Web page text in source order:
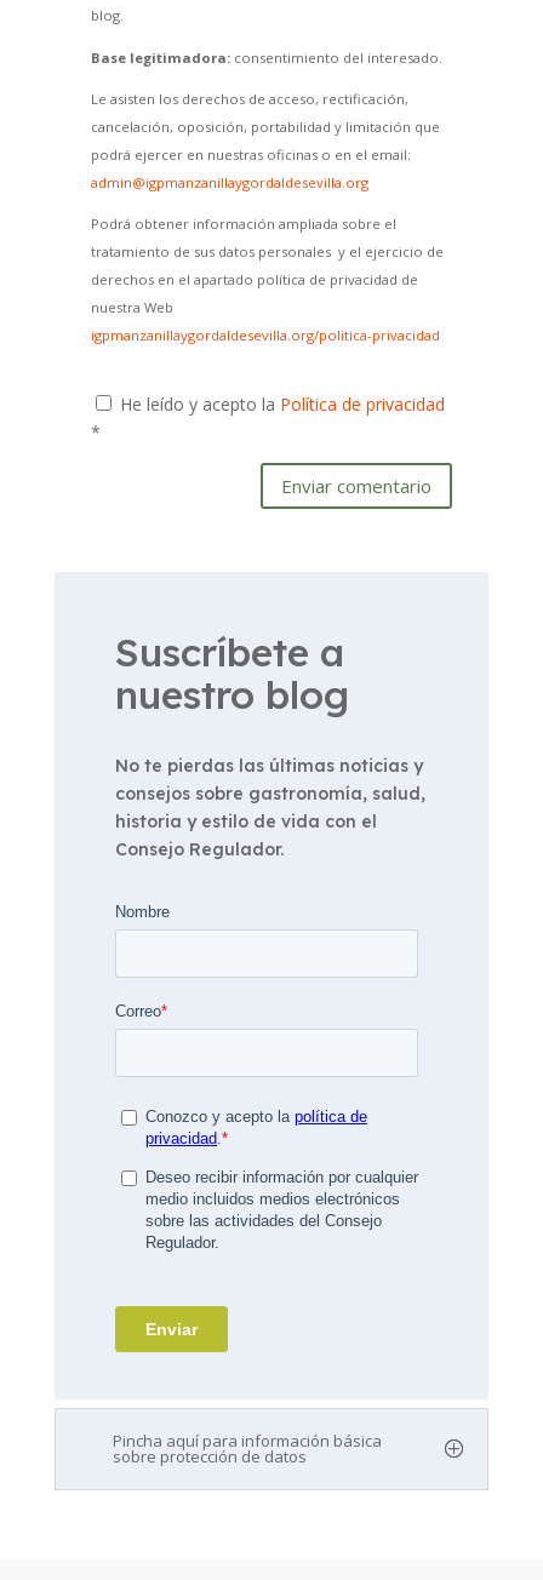
blog.
Base legitimadora:consentimiento del interesado.
Le asisten los derechos de acceso, rectificación,
cancelación, oposición, portabilidad y limitación que
podrá ejercer en nuestras oficinas o en el email:
admin@igpmanzanillaygordaldesevilla.org
Podrá obtener información ampliada sobre el
tratamiento de sus datos personales y el ejercicio de
derechos en el apartado política de privacidad de
nuestra Web
igpmanzanillaygordaldesevilla.org/politica-privacidad
He leído y acepto la Política de privacidad
*
Enviar comentario
Suscríbete a
nuestro blog
No te pierdas las últimas noticias y
consejos sobre gastronomía, salud,
historia y estilo de vida con el
Consejo Regulador.
Pincha aquí para información básica
sobre protección de datos